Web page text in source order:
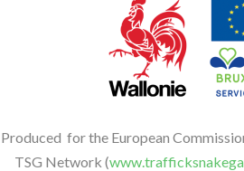
Produced for the European
TSG Network (